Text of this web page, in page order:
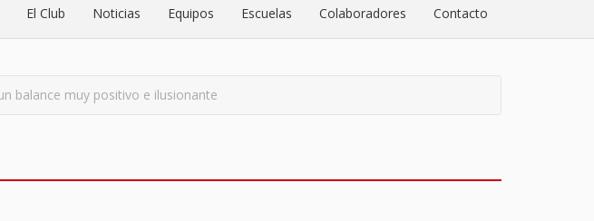
El Club Noticias Equipos Escuelas Colaboradores Contacto
balance muy positivo e ilusionante